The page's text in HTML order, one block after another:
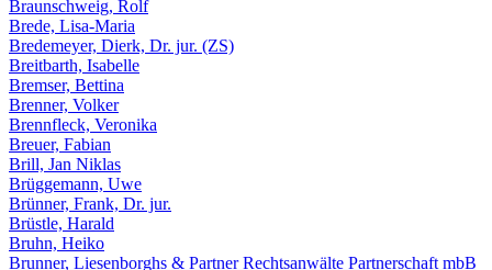
Braunschweig, Rolf
Brede, Lisa-Maria
Bredemeyer, Dierk, Dr. jur. (ZS)
Breitbarth, Isabelle
Bremser, Bettina
Brenner, Volker
Brennfleck, Veronika
Breuer, Fabian
Brill, Jan Niklas
Brüggemann, Uwe
Brünner, Frank, Dr. jur.
Brüstle, Harald
Bruhn, Heiko
Brunner, Liesenborghs & Partner Rechtsanwälte Partnerschaft mbB